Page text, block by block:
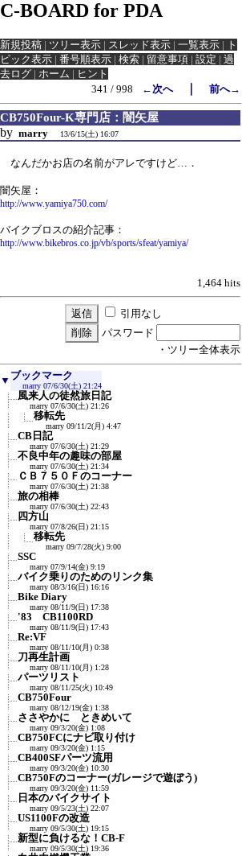
C-BOARD for PDA
新規投稿 | ツリー表示 | スレッド表示 | 一覧表示 | ト
ピック表示 | 番号順表示 | 検索 | 留意事項 | 設定 | 過
去ログ | ホーム | ヒント
341 / 998
←次へ｜ 前へ→
CB750Four-K専門店：闇矢屋
by marry 13/6/15(土) 16:07
なんだかお店の名前がアレですけど…．
闇矢屋：
http://www.yamiya750.com/
バイクブロスの紹介記事：
http://www.bikebros.co.jp/vb/sports/sfeat/yamiya/
1,464 hits
引用なし
パスワード
・ツリー全体表示
▼ ブックマーク
marry 07/6/30(土) 21:24
風来人の徒然旅日記
marry 07/6/30(土) 21:26
移転先
marry 09/11/2(月) 4:47
CB日記
marry 07/6/30(土) 21:29
不良中年の趣味の部屋
marry 07/6/30(土) 21:34
ＣＢ７５０Ｆのコーナー
marry 07/6/30(土) 21:38
旅の相棒
marry 07/6/30(土) 22:43
四方山
marry 07/8/26(日) 21:15
移転先
marry 09/7/28(火) 9:00
SSC
marry 07/9/14(金) 9:19
バイク乗りのためのリンク集
marry 08/3/16(日) 16:16
Bike Diary
marry 08/11/9(日) 17:38
'83 CB1100RD
marry 08/11/9(日) 17:43
Re:VF
marry 08/11/10(月) 0:38
刀再生計画
marry 08/11/10(月) 1:28
パーツリスト
marry 08/11/25(火) 10:49
CB750Four
marry 08/12/19(金) 1:38
ささやかに ときめいて
marry 09/3/20(金) 1:08
CB750FCにナビ取り付け
marry 09/3/20(金) 1:15
CB400SFパーツ流用
marry 09/3/20(金) 10:30
CB750Fのコーナー(ガレージで遊ぼう)
marry 09/3/20(金) 11:59
日本のバイクサイト
marry 09/5/23(土) 22:07
US1100Fの改造
marry 09/5/30(土) 19:15
新型に負けるな！CB-F
marry 09/5/30(土) 19:36